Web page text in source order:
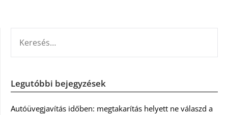
Legutóbbi bejegyzések
Autóüvegjavítás időben: megtakarítás helyett ne válaszd a